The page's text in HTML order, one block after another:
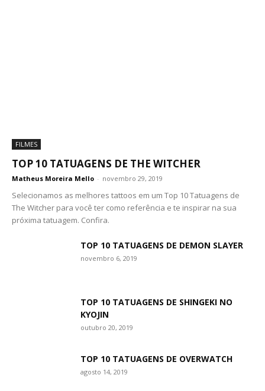
FILMES
TOP 10 TATUAGENS DE THE WITCHER
Matheus Moreira Mello - novembro 29, 2019
Selecionamos as melhores tattoos em um Top 10 Tatuagens de
The Witcher para você ter como referência e te inspirar na sua
próxima tatuagem. Confira.
TOP 10 TATUAGENS DE DEMON SLAYER
novembro 6, 2019
TOP 10 TATUAGENS DE SHINGEKI NO
KYOJIN
outubro 20, 2019
TOP 10 TATUAGENS DE OVERWATCH
agosto 14, 2019